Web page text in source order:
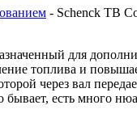
- Schenck TB
для
топлива и
через вал
есть много